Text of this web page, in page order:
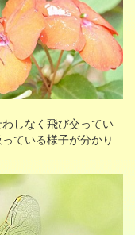
しなく飛び交ってい
ている様子が分かり